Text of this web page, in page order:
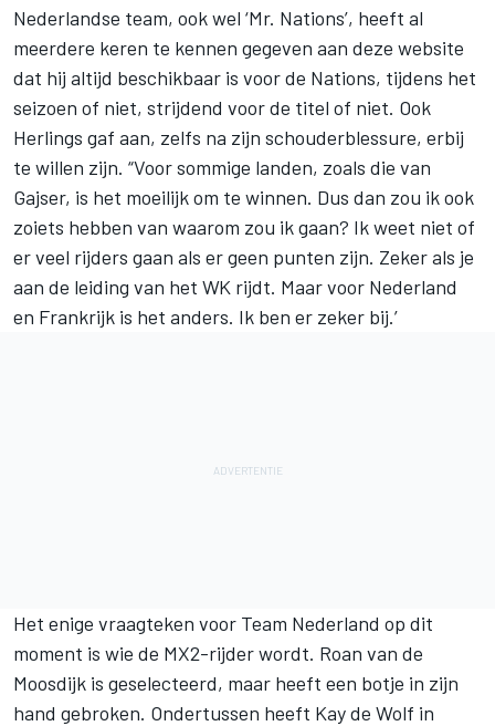
Nederlandse team, ook wel ‘Mr. Nations’, heeft al
meerdere keren te kennen gegeven aan deze website
dat hij altijd beschikbaar is voor de Nations, tijdens het
seizoen of niet, strijdend voor de titel of niet. Ook
Herlings gaf aan, zelfs na zijn schouderblessure, erbij
te willen zijn. “Voor sommige landen, zoals die van
Gajser, is het moeilijk om te winnen. Dus dan zou ik ook
zoiets hebben van waarom zou ik gaan? Ik weet niet of
er veel rijders gaan als er geen punten zijn. Zeker als je
aan de leiding van het WK rijdt. Maar voor Nederland
en Frankrijk is het anders. Ik ben er zeker bij.’
Het enige vraagteken voor Team Nederland op dit
moment is wie de MX2-rijder wordt. Roan van de
Moosdijk is geselecteerd, maar heeft een botje in zijn
hand gebroken. Ondertussen heeft Kay de Wolf in